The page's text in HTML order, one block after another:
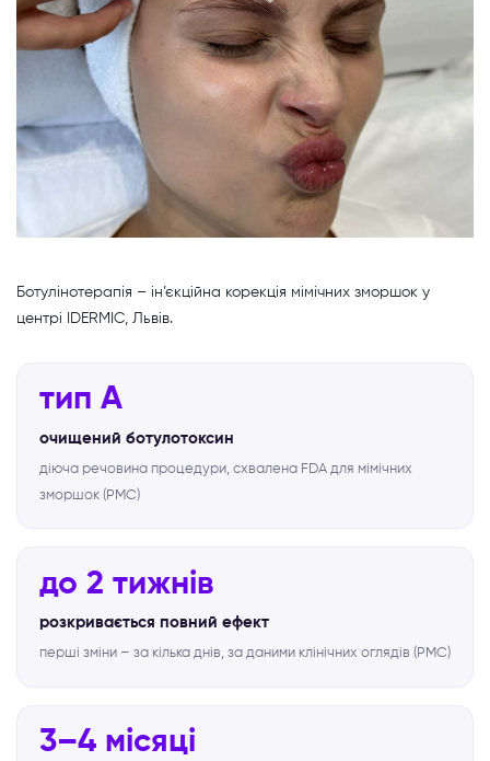
Ботулінотерапія – ін’єкційна корекція мімічних зморшок у
центрі IDERMIC, Львів.
тип А
очищений ботулотоксин
діюча речовина процедури, схвалена FDA для мімічних
зморшок (PMC)
до 2 тижнів
розкривається повний ефект
перші зміни – за кілька днів, за даними клінічних оглядів (PMC)
3–4 місяці